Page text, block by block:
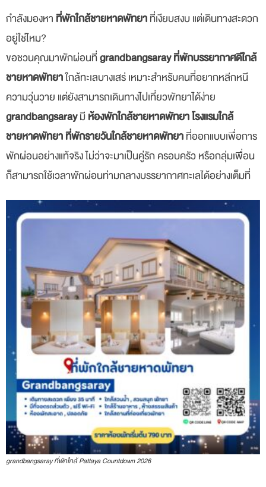
กำลังมองหาที่พักใกล้ชายหาดพัทยาที่เงียบสงบ แต่เดินทางสะดวก
อยู่ใช่ไหม?
ขอชวนคุณมาพักผ่อนที่grandbangsarayที่พักบรรยากาศดีใกล้
ชายหาดพัทยาใกล้ทะเลบางเสร่ เหมาะสำหรับคนที่อยากหลีกหนี
ความวุ่นวาย แต่ยังสามารถเดินทางไปเที่ยวพัทยาได้ง่าย
grandbangsarayมีห้องพักใกล้ชายหาดพัทยา โรงแรมใกล้
ชายหาดพัทยา ที่พักรายวันใกล้ชายหาดพัทยาที่ออกแบบเพื่อการ
พักผ่อนอย่างแท้จริง ไม่ว่าจะมาเป็นคู่รัก ครอบครัว หรือกลุ่มเพื่อน
ก็สามารถใช้เวลาพักผ่อนท่ามกลางบรรยากาศทะเลได้อย่างเต็มที่
grandbangsaray ที่พักใกล้ Pattaya Countdown 2026